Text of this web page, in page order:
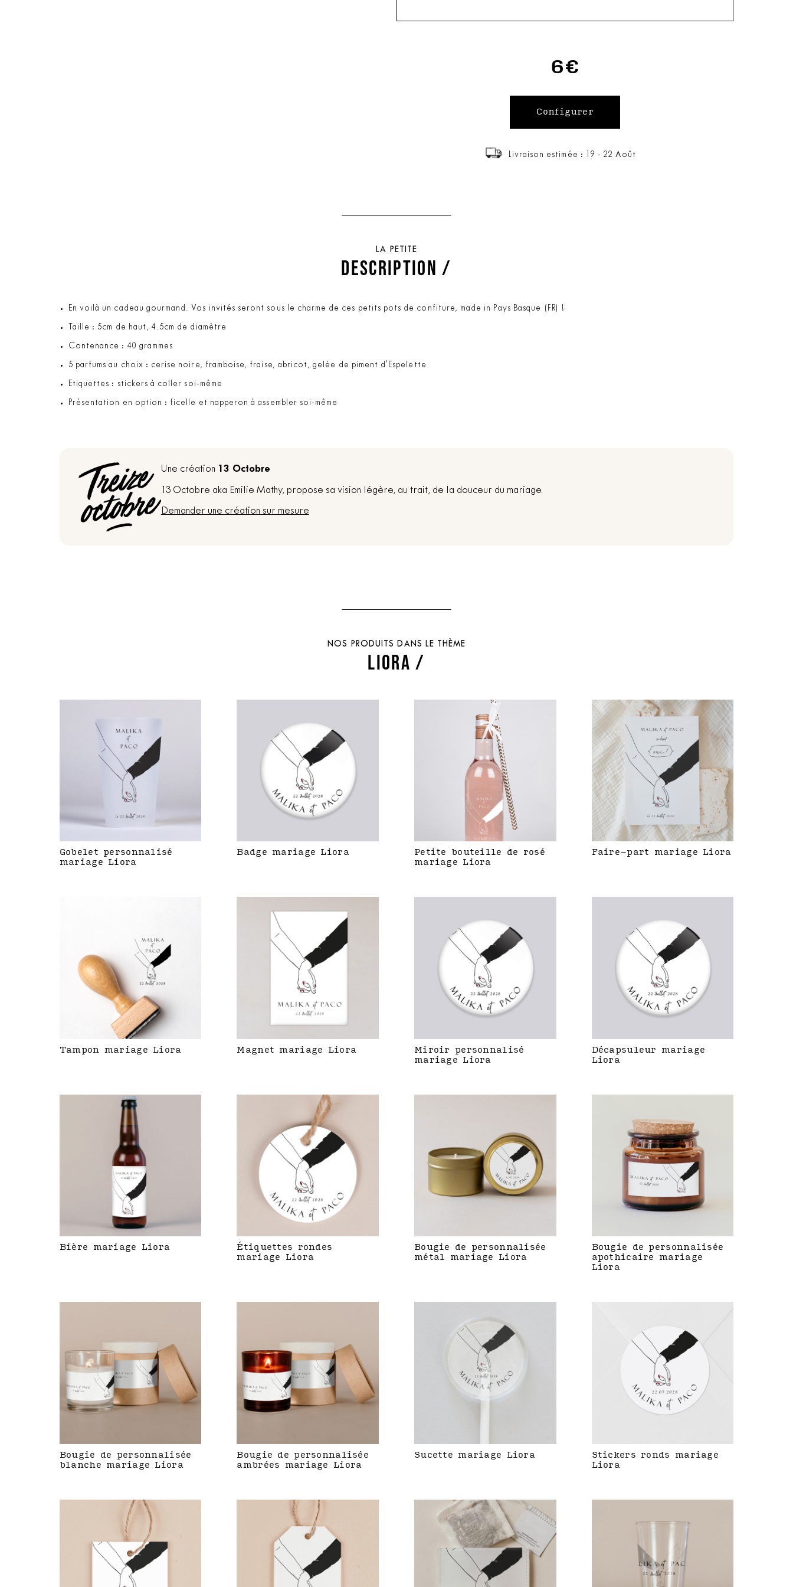
6€
Livraison estimée : 19 - 22 Août
LA PETITE
DESCRIPTION /
En voilà un cadeau gourmand. Vos invités seront sous le charme de ces petits pots de confiture, made in Pays Basque (FR) !
Taille : 5cm de haut, 4.5cm de diamètre
Contenance : 40 grammes
5 parfums au choix : cerise noire, framboise, fraise, abricot, gelée de piment d'Espelette
Etiquettes : stickers à coller soi-même
Présentation en option : ficelle et napperon à assembler soi-même
Une création 13 Octobre
13 Octobre aka Emilie Mathy, propose sa vision légère, au trait, de la douceur du mariage.
Demander une création sur mesure
NOS PRODUITS DANS LE THÈME
LIORA /
Gobelet personnalisé
mariage Liora
Badge mariage Liora
Petite bouteille de rosé
mariage Liora
Faire-part mariage Liora
Tampon mariage Liora Magnet mariage Liora
Miroir personnalisé
mariage Liora
Décapsuleur mariage
Liora
Bière mariage Liora
Étiquettes rondes
mariage Liora
Bougie de personnalisée
métal mariage Liora
Bougie de personnalisée
apothicaire mariage
Liora
Bougie de personnalisée
blanche mariage Liora
Bougie de personnalisée
ambrées mariage Liora
Sucette mariage Liora
Stickers ronds mariage
Liora